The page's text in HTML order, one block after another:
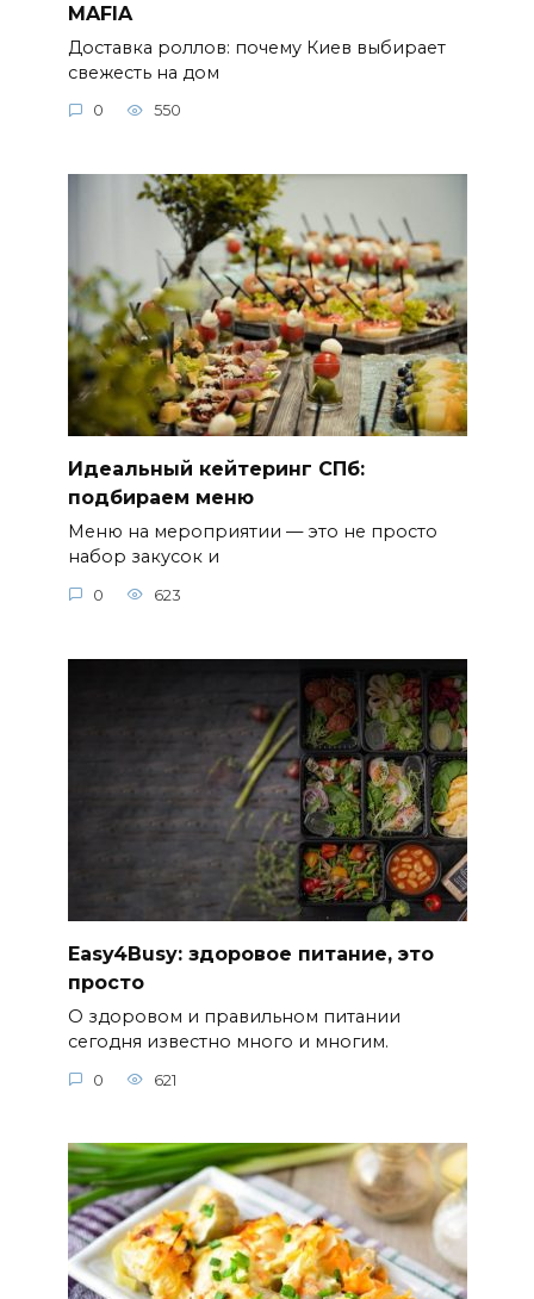
MAFIA
Доставка роллов: почему Киев выбирает
свежесть на дом
0 550
Идеальный кейтеринг СПб:
подбираем меню
Меню на мероприятии — это не просто
набор закусок и
0 623
Easy4Busy: здоровое питание, это
просто
О здоровом и правильном питании
сегодня известно много и многим.
0 621